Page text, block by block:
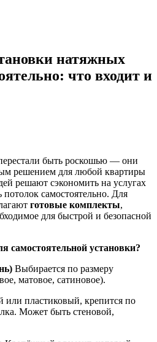
натяжных
что входит и
быть роскошью — они
решением для любой квартиры
решают сэкономить на услугах
самостоятельно. Для
готовые комплекты,
для быстрой и безопасной
самостоятельной установки?
Выбирается по размеру
матовое, сатиновое).
пластиковый, крепится по
Может быть стеновой,